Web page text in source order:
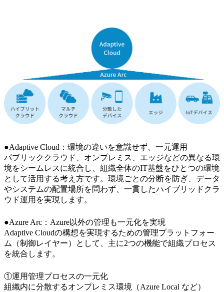
●Adaptive Cloud：環境の違いを意識せず、一元運用
パブリッククラウド、オンプレミス、エッジなどの異なる環
境をシームレスに統合し、組織全体のIT基盤をひとつの環境
として活用する考え方です。環境ごとの分断を防ぎ、データ
やシステムの配置場所を問わず、一貫したハイブリッドクラ
ウド運用を実現します。
●Azure Arc：Azure以外の管理も一元化を実現
Adaptive Cloudの構想を実現するための管理プラットフォー
ム（制御レイヤー）として、主に2つの機能で組織プロセス
を統合します。
①運用管理プロセスの一元化
組織内に分散するオンプレミス環境（Azure Local など）